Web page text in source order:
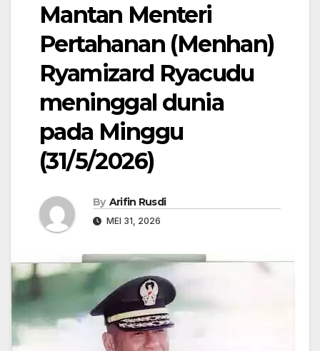
Mantan Menteri
Pertahanan (Menhan)
Ryamizard Ryacudu
meninggal dunia
pada Minggu
(31/5/2026)
By Arifin Rusdi
MEI 31, 2026